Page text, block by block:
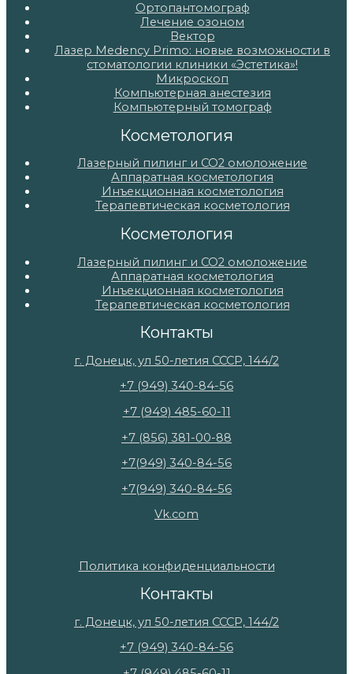
Ортопантомограф
Лечение озоном
Вектор
Лазер Medency Primo: новые возможности в
стоматологии клиники «Эстетика»!
Микроскоп
Компьютерная анестезия
Компьютерный томограф
Косметология
Лазерный пилинг и СО2 омоложение
Аппаратная косметология
Инъекционная косметология
Терапевтическая косметология
Косметология
Лазерный пилинг и СО2 омоложение
Аппаратная косметология
Инъекционная косметология
Терапевтическая косметология
Контакты
г. Донецк, ул 50-летия СССР, 144/2
+7 (949) 340-84-56
+7 (949) 485-60-11
+7 (856) 381-00-88
+7(949) 340-84-56
+7(949) 340-84-56
Vk.com
Политика конфиденциальности
Контакты
г. Донецк, ул 50-летия СССР, 144/2
+7 (949) 340-84-56